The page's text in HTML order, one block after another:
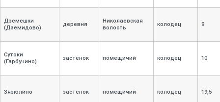
Дземешки
(Дземидово)
деревня
Николаевская
волость
колодец 9
Сутоки
(Гарбучино)
застенок помещичий колодец 10
Зязюлино застенок помещичий колодец 19,5